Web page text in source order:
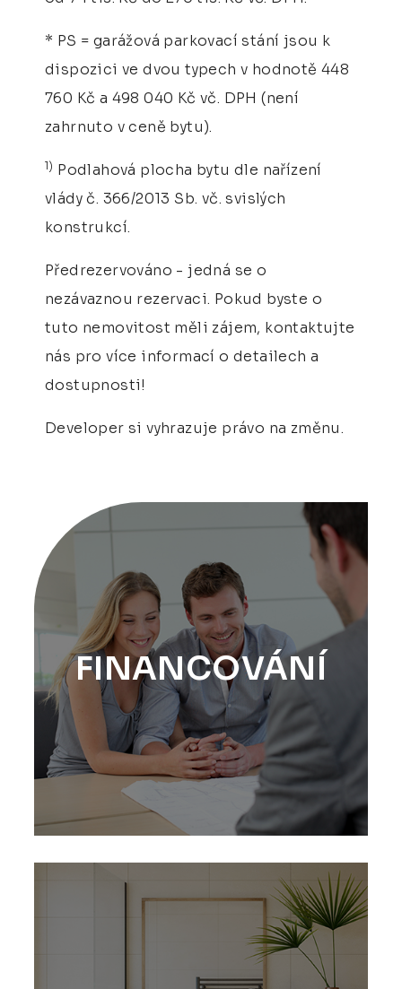
* PS = garážová parkovací stání jsou k
dispozici ve dvou typech v hodnotě 448
760 Kč a 498 040 Kč vč. DPH (není
zahrnuto v ceně bytu).
1) Podlahová plocha bytu dle nařízení
vlády č. 366/2013 Sb. vč. svislých
konstrukcí.
Předrezervováno - jedná se o
nezávaznou rezervaci. Pokud byste o
tuto nemovitost měli zájem, kontaktujte
nás pro více informací o detailech a
dostupnosti!
Developer si vyhrazuje právo na změnu.
FINANCOVÁNÍ